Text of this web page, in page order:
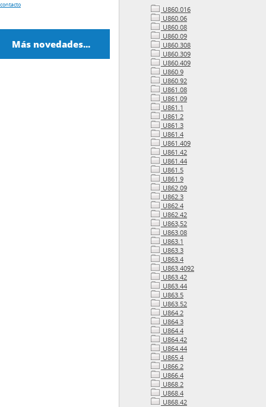
U860.016
U860.06
U860.08
U860.09
U860.308
U860.309
U860.409
U860.9
U860.92
U861.08
U861.09
U861.1
U861.2
U861.3
U861.4
U861.409
U861.42
U861.44
U861.5
U861.9
U862.09
U862.3
U862.4
U862.42
U863,52
U863.08
U863.1
U863.3
U863.4
U863.4092
U863.42
U863.44
U863.5
U863.52
U864.2
U864.3
U864.4
U864.42
U864.44
U865.4
U866.2
U866.4
U868.2
U868.4
U868.42
contacto
Más novedades...